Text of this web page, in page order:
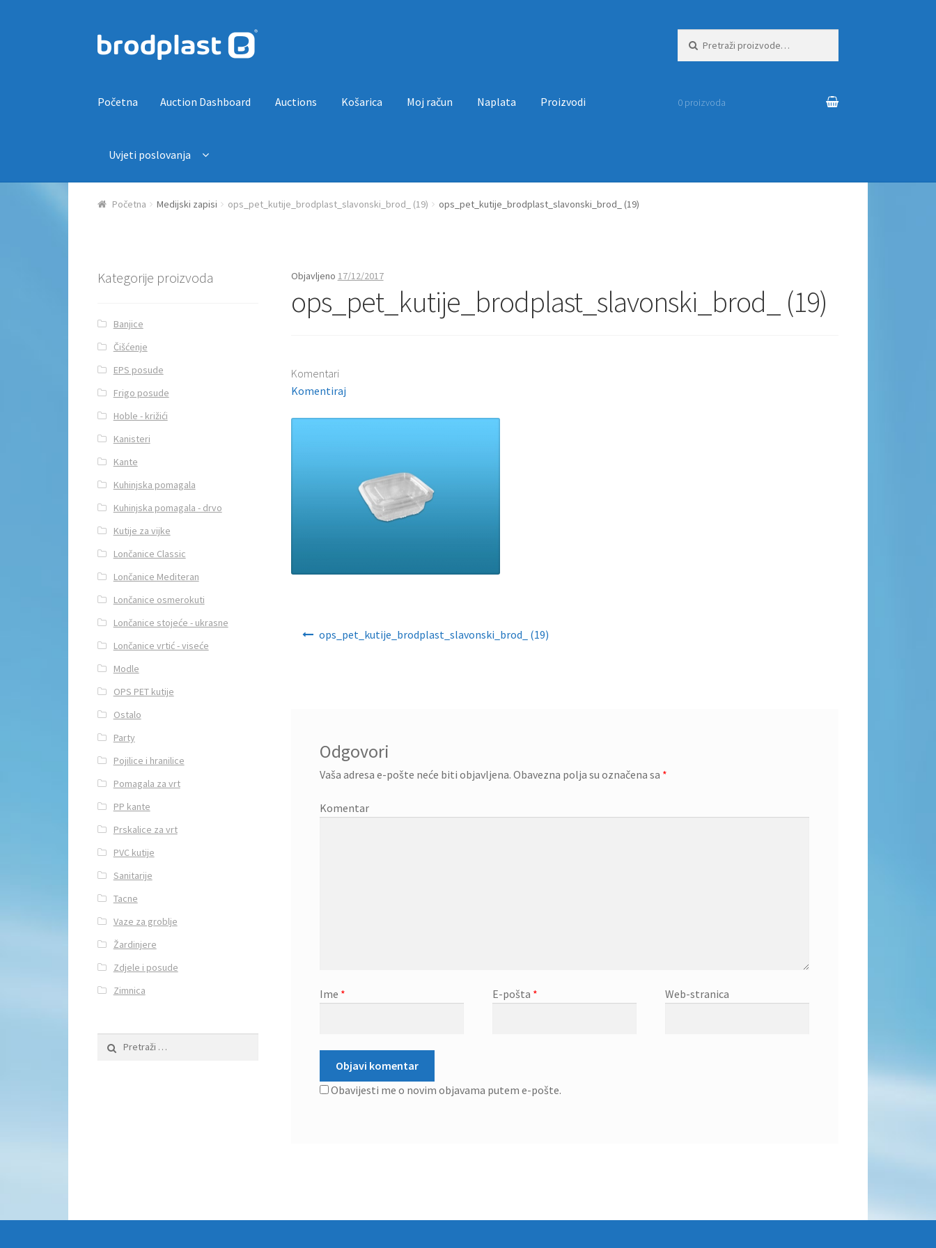
Preskoči na navigaciju
Skoči do sadržaja
Početna Auction Dashboard Auctions Košarica Moj račun Naplata Proizvodi
Uvjeti poslovanja
PočetnaAuction DashboardAuctions KošaricaMoj računNaplata Proizvodi Uvjeti poslovanja
0 proizvoda
Početna Medijski zapisi ops_pet_kutije_brodplast_slavonski_brod_ (19) ops_pet_kutije_brodplast_slavonski_brod_ (19)
Objavljeno 17/12/2017
ops_pet_kutije_brodplast_slavonski_brod_ (19)
Komentari
Komentiraj
Navigacija objava
ops_pet_kutije_brodplast_slavonski_brod_ (19)
Odgovori
Vaša adresa e-pošte neće biti objavljena. Obavezna polja su označena sa *
Komentar
Ime * E-pošta * Web-stranica
Obavijesti me o novim objavama putem e-pošte.
Kategorije proizvoda
Banjice
Čišćenje
EPS posude
Frigo posude
Hoble - križići
Kanisteri
Kante
Kuhinjska pomagala
Kuhinjska pomagala - drvo
Kutije za vijke
Lončanice Classic
Lončanice Mediteran
Lončanice osmerokuti
Lončanice stojeće - ukrasne
Lončanice vrtić - viseće
Modle
OPS PET kutije
Ostalo
Party
Pojilice i hranilice
Pomagala za vrt
PP kante
Prskalice za vrt
PVC kutije
Sanitarije
Tacne
Vaze za groblje
Žardinjere
Zdjele i posude
Zimnica
Pretraži: